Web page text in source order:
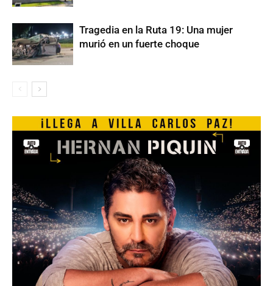
Tragedia en la Ruta 19: Una mujer
murió en un fuerte choque